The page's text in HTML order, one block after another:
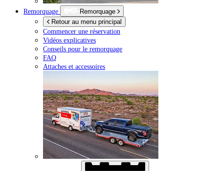
Remorquage
Remorquage
Retour au menu principal
Commencer une réservation
Vidéos explicatives
Conseils pour le remorquage
FAQ
Attaches et accessoires